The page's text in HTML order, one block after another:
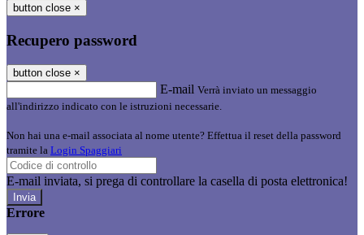
button close ×
Recupero password
button close ×
E-mail Verrà inviato un messaggio
all'indirizzo indicato con le istruzioni necessarie.
Non hai una e-mail associata al nome utente? Effettua il reset della password
tramite la Login Spaggiari
E-mail inviata, si prega di controllare la casella di posta elettronica!
Errore